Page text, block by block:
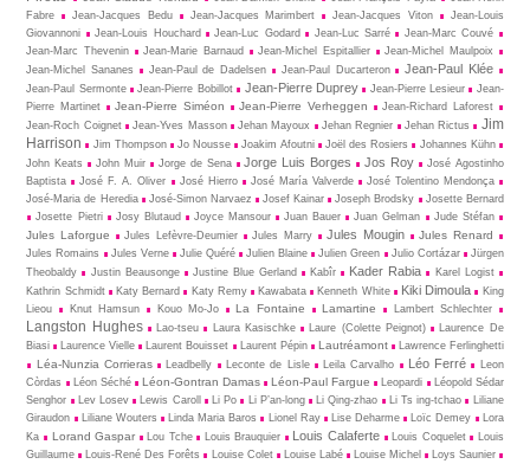
Fabre
Jean-Jacques Bedu Jean-Jacques Marimbert Jean-Jacques Viton
Jean-Louis
Giovannoni
Jean-Louis Houchard Jean-Luc Godard Jean-Luc Sarré
Jean-Marc Couvé
Jean-Marc Thevenin
Jean-Marie Barnaud Jean-Michel Espitallier
Jean-Michel Maulpoix
Jean-Michel Sananes
Jean-Paul de Dadelsen Jean-Paul Ducarteron Jean-Paul Klée
Jean-Paul Sermonte Jean-Pierre Bobillot Jean-Pierre Duprey Jean-Pierre Lesieur
Jean-
Pierre Martinet
Jean-Pierre Siméon Jean-Pierre Verheggen
Jean-Richard Laforest
Jean-Roch Coignet
Jean-Yves Masson Jehan Mayoux Jehan Regnier Jehan Rictus
Jim
Harrison
Jim Thompson Jo Nousse Joakim Afoutni Joël des Rosiers
Johannes Kühn
John Keats
John Muir Jorge de Sena Jorge Luis Borges Jos Roy
José Agostinho
Baptista
José F. A. Oliver José Hierro José María Valverde
José Tolentino Mendonça
José-Maria de Heredia
José-Simon Narvaez Josef Kainar Joseph Brodsky
Josette Bernard
Josette Pietri
Josy Blutaud Joyce Mansour Juan Bauer Juan Gelman Jude Stéfan
Jules Laforgue Jules Lefèvre-Deumier Jules Marry Jules Mougin Jules Renard
Jules Romains Jules Verne Julie Quéré Julien Blaine Julien Green Julio Cortázar
Jürgen
Theobaldy
Justin Beausonge Justine Blue Gerland Kabîr Kader Rabia
Karel Logist
Kathrin Schmidt
Katy Bernard Katy Remy Kawabata Kenneth White Kiki Dimoula
King
Lieou
Knut Hamsun Kouo Mo-Jo La Fontaine Lamartine Lambert Schlechter
Langston Hughes Lao-tseu Laura Kasischke Laure (Colette Peignot)
Laurence De
Biasi
Laurence Vielle Laurent Bouisset Laurent Pépin Lautréamont Lawrence Ferlinghetti
Léa-Nunzia Corrieras Leadbelly Leconte de Lisle Leila Carvalho Léo Ferré
Leon
Còrdas
Léon Séché Léon-Gontran Damas Léon-Paul Fargue Leopardi
Léopold Sédar
Senghor
Lev Losev Lewis Caroll Li Po Li P’an-long Li Qing-zhao Li Ts ing-tchao
Liliane
Giraudon
Liliane Wouters Linda Maria Baros Lionel Ray Lise Deharme Loïc Demey
Lora
Ka
Lorand Gaspar Lou Tche Louis Brauquier Louis Calaferte Louis Coquelet
Louis
Guillaume
Louis-René Des Forêts Louise Colet Louise Labé Louise Michel
Loys Saunier